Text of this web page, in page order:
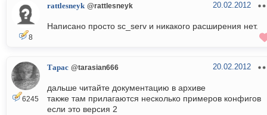
8
rattlesneyk @rattlesneyk 20.02.2012
Написано просто sc_serv и никакого расширения нет.
6245
Тарас @tarasian666 20.02.2012
дальше читайте документацию в архиве
также там прилагаются несколько примеров конфигов
если это версия 2